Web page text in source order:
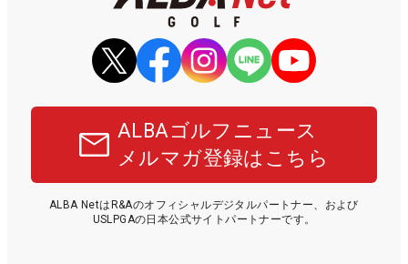
ALBAゴルフニュース
メルマガ登録はこちら
ALBA NetはR&Aのオフィシャルデジタルパートナー、および
USLPGAの日本公式サイトパートナーです。